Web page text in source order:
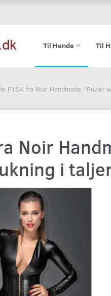
Til Hende Til
F154 fra Noir Handmade i
Noir
i